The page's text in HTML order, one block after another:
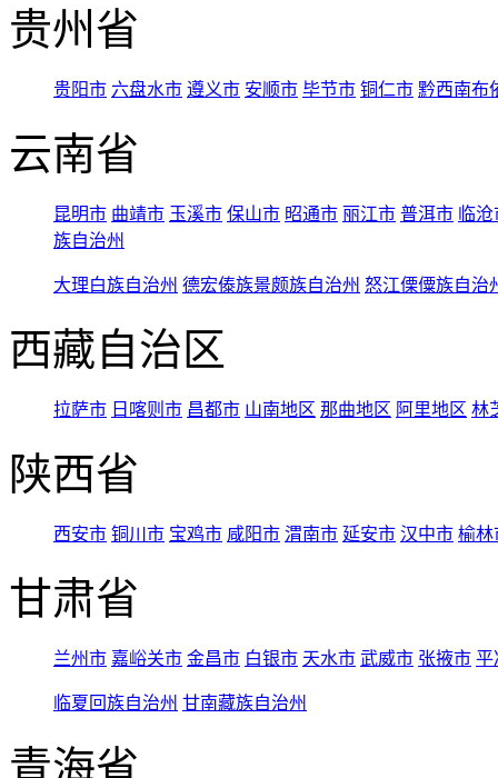
贵州省
贵阳市 六盘水市 遵义市 安顺市 毕节市 铜仁市 黔西南布
云南省
昆明市 曲靖市 玉溪市 保山市 昭通市 丽江市 普洱市 临
族自治州
大理白族自治州 德宏傣族景颇族自治州 怒江傈僳族自治
西藏自治区
拉萨市 日喀则市 昌都市 山南地区 那曲地区 阿里地区 林
陕西省
西安市 铜川市 宝鸡市 咸阳市 渭南市 延安市 汉中市 榆林
甘肃省
兰州市 嘉峪关市 金昌市 白银市 天水市 武威市 张掖市 平
临夏回族自治州 甘南藏族自治州
青海省